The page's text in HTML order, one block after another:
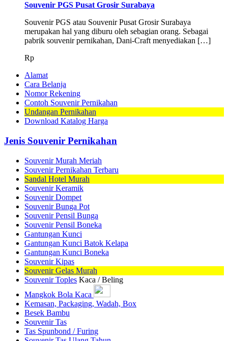
Souvenir PGS Pusat Grosir Surabaya
Souvenir PGS atau Souvenir Pusat Grosir Surabaya
merupakan hal yang diburu oleh sebagian orang. Sebagai
pabrik souvenir pernikahan, Dani-Craft menyediakan […]
Rp
Alamat
Cara Belanja
Nomor Rekening
Contoh Souvenir Pernikahan
Undangan Pernikahan
Download Katalog Harga
Jenis Souvenir Pernikahan
Souvenir Murah Meriah
Souvenir Pernikahan Terbaru
Sandal Hotel Murah
Souvenir Keramik
Souvenir Dompet
Souvenir Bunga Pot
Souvenir Pensil Bunga
Souvenir Pensil Boneka
Gantungan Kunci
Gantungan Kunci Batok Kelapa
Gantungan Kunci Boneka
Souvenir Kipas
Souvenir Gelas Murah
Souvenir Toples Kaca / Beling
Mangkok Bola Kaca
Kemasan, Packaging, Wadah, Box
Besek Bambu
Souvenir Tas
Tas Spunbond / Furing